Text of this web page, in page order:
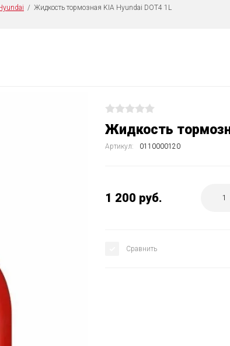
жидкости Kia и Hyundai
  /  Жидкость тормозная KIA Hyundai DOT4 1L
Жидкость
Артикул: 0110000120
1 200 руб.
Сравнить